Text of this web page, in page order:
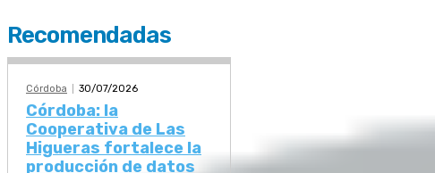
Recomendadas
Córdoba 30/07/2026
Córdoba: la
Cooperativa de Las
Higueras fortalece la
producción de datos